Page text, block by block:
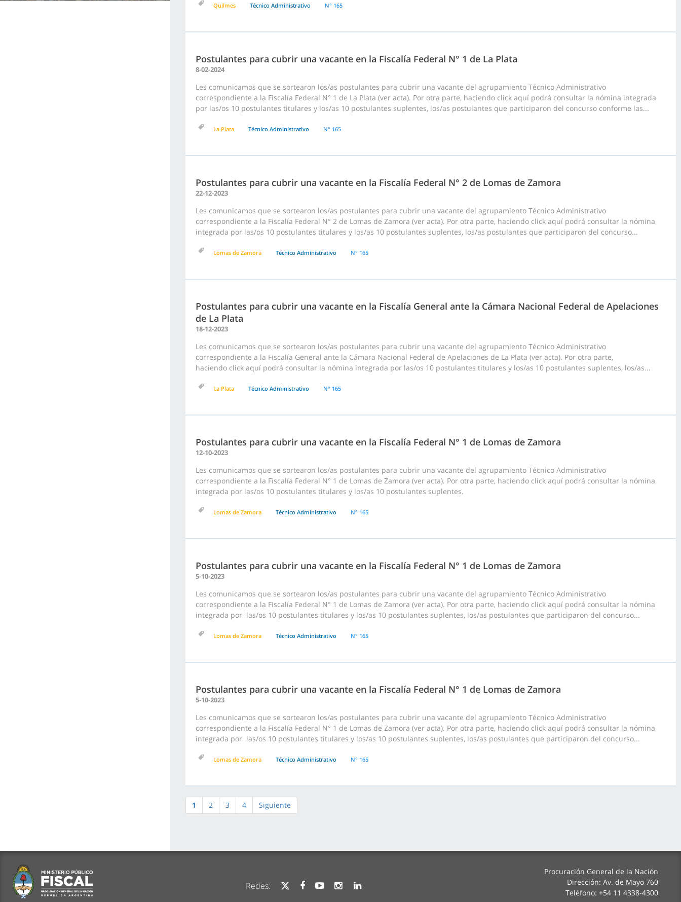
Quilmes Técnico Administrativo N° 165
Postulantes para cubrir una vacante en la Fiscalía Federal N° 1 de La Plata
8-02-2024
Les comunicamos que se sortearon los/as postulantes para cubrir una vacante del agrupamiento Técnico Administrativo
correspondiente a la Fiscalía Federal N° 1 de La Plata (ver acta). Por otra parte, haciendo click aquí podrá consultar la nómina integrada
por las/os 10 postulantes titulares y los/as 10 postulantes suplentes, los/as postulantes que participaron del concurso conforme las...
La Plata Técnico Administrativo N° 165
Postulantes para cubrir una vacante en la Fiscalía Federal N° 2 de Lomas de Zamora
22-12-2023
Les comunicamos que se sortearon los/as postulantes para cubrir una vacante del agrupamiento Técnico Administrativo
correspondiente a la Fiscalía Federal N° 2 de Lomas de Zamora (ver acta). Por otra parte, haciendo click aquí podrá consultar la nómina
integrada por las/os 10 postulantes titulares y los/as 10 postulantes suplentes, los/as postulantes que participaron del concurso...
Lomas de Zamora Técnico Administrativo N° 165
Postulantes para cubrir una vacante en la Fiscalía General ante la Cámara Nacional Federal de Apelaciones
de La Plata
18-12-2023
Les comunicamos que se sortearon los/as postulantes para cubrir una vacante del agrupamiento Técnico Administrativo
correspondiente a la Fiscalía General ante la Cámara Nacional Federal de Apelaciones de La Plata (ver acta). Por otra parte,
haciendo click aquí podrá consultar la nómina integrada por las/os 10 postulantes titulares y los/as 10 postulantes suplentes, los/as...
La Plata Técnico Administrativo N° 165
Postulantes para cubrir una vacante en la Fiscalía Federal N° 1 de Lomas de Zamora
12-10-2023
Les comunicamos que se sortearon los/as postulantes para cubrir una vacante del agrupamiento Técnico Administrativo
correspondiente a la Fiscalía Federal N° 1 de Lomas de Zamora (ver acta). Por otra parte, haciendo click aquí podrá consultar la nómina
integrada por las/os 10 postulantes titulares y los/as 10 postulantes suplentes.
Lomas de Zamora Técnico Administrativo N° 165
Postulantes para cubrir una vacante en la Fiscalía Federal N° 1 de Lomas de Zamora
5-10-2023
Les comunicamos que se sortearon los/as postulantes para cubrir una vacante del agrupamiento Técnico Administrativo
correspondiente a la Fiscalía Federal N° 1 de Lomas de Zamora (ver acta). Por otra parte, haciendo click aquí podrá consultar la nómina
integrada por las/os 10 postulantes titulares y los/as 10 postulantes suplentes, los/as postulantes que participaron del concurso...
Lomas de Zamora Técnico Administrativo N° 165
Postulantes para cubrir una vacante en la Fiscalía Federal N° 1 de Lomas de Zamora
5-10-2023
Les comunicamos que se sortearon los/as postulantes para cubrir una vacante del agrupamiento Técnico Administrativo
correspondiente a la Fiscalía Federal N° 1 de Lomas de Zamora (ver acta). Por otra parte, haciendo click aquí podrá consultar la nómina
integrada por las/os 10 postulantes titulares y los/as 10 postulantes suplentes, los/as postulantes que participaron del concurso...
Lomas de Zamora Técnico Administrativo N° 165
1 2 3 4 Siguiente
Redes:
Procuración General de la Nación
Dirección: Av. de Mayo 760
Teléfono: +54 11 4338-4300